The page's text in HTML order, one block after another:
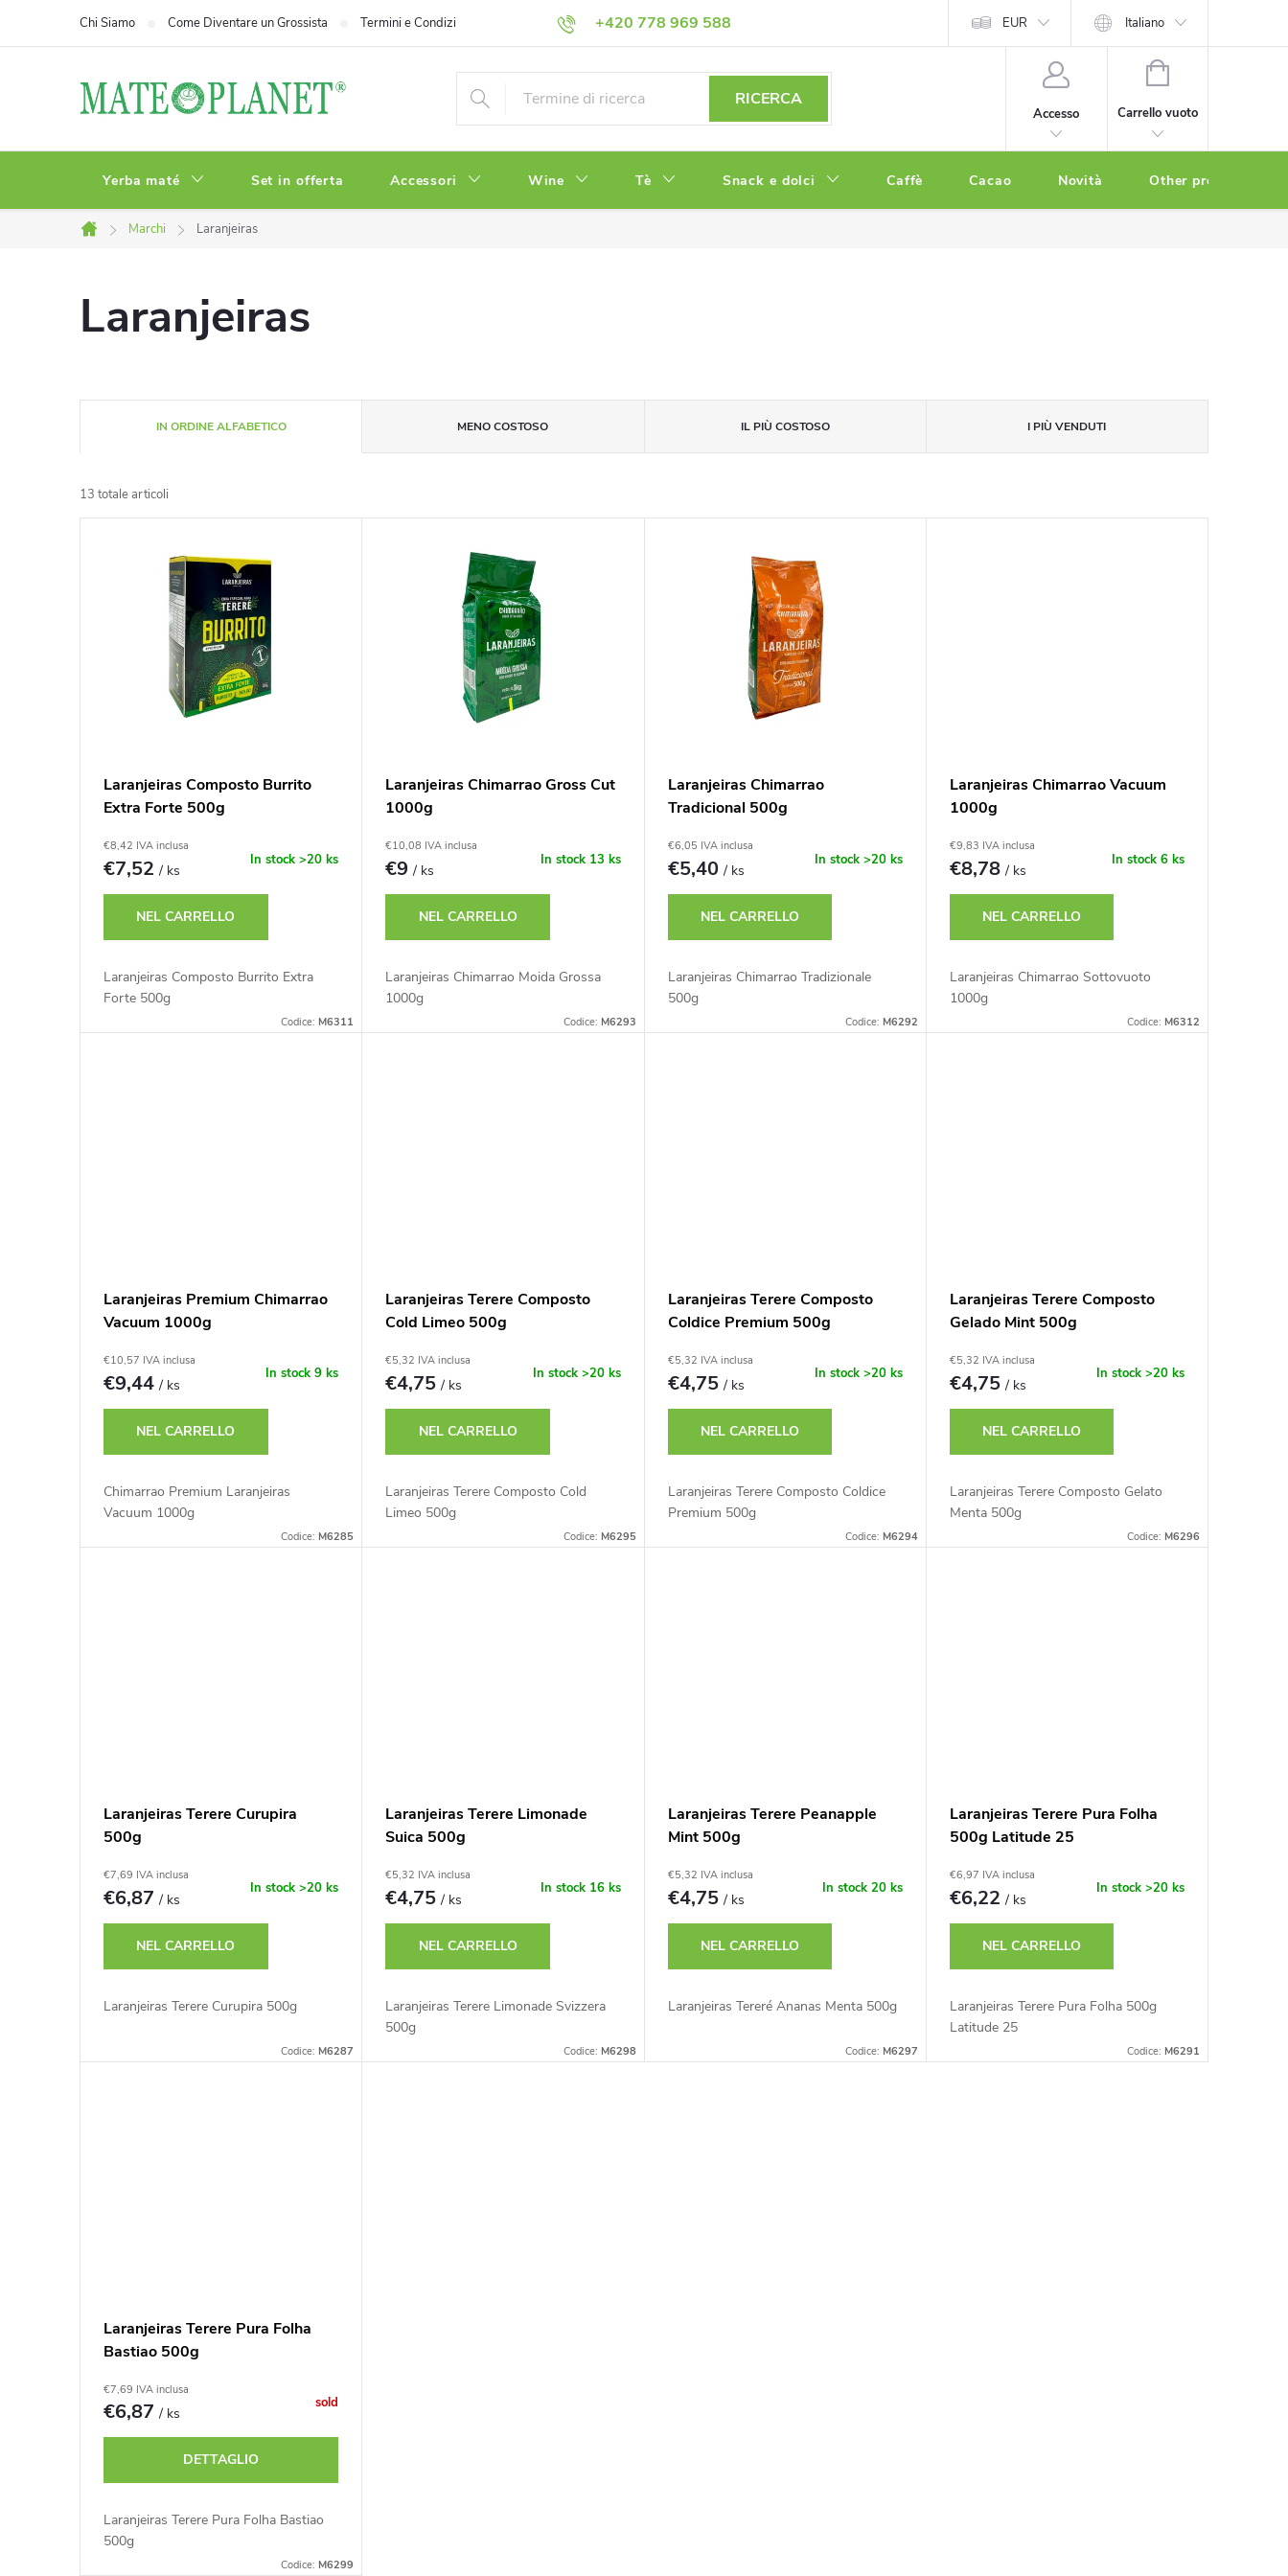
+420 778 969 588
Chi Siamo Come Diventare un Grossista Termini e Condizioni Informativa sulla Privacy EUR Italiano
RICERCA
Accesso
CARRELLO
SPESA
Carrello vuoto
Yerba maté Set in offerta Accessori Wine Tè Snack e dolci Caffè Cacao Novità Other products
Casa
Marchi Laranjeiras
Laranjeiras
r
d
i
IN ORDINE ALFABETICO MENO COSTOSO IL PIÙ COSTOSO I PIÙ VENDUTI
13 totale articoli
r
Laranjeiras Composto Burrito
Extra Forte 500g
€8,42 IVA inclusa
€7,52/ ks
In stock>20 ks
NEL CARRELLO
Laranjeiras Composto Burrito Extra
Forte 500g
Codice: M6311
Laranjeiras Chimarrao Gross Cut
1000g
€10,08 IVA inclusa
€9/ ks
In stock 13 ks
NEL CARRELLO
Laranjeiras Chimarrao Moida Grossa
1000g
Codice: M6293
Laranjeiras Chimarrao
Tradicional 500g
€6,05 IVA inclusa
€5,40/ ks
In stock >20 ks
NEL CARRELLO
Laranjeiras Chimarrao Tradizionale
500g
Codice: M6292
Laranjeiras Chimarrao Vacuum
1000g
€9,83 IVA inclusa
€8,78/ ks
In stock 6 ks
NEL CARRELLO
Laranjeiras Chimarrao Sottovuoto
1000g
Codice: M6312
Laranjeiras Premium Chimarrao
Vacuum 1000g
€10,57 IVA inclusa
€9,44/ ks
In stock9 ks
NEL CARRELLO
Chimarrao Premium Laranjeiras
Vacuum 1000g
Codice: M6285
Laranjeiras Terere Composto
Cold Limeo 500g
€5,32 IVA inclusa
€4,75/ ks
In stock >20 ks
NEL CARRELLO
Laranjeiras Terere Composto Cold
Limeo 500g
Codice: M6295
Laranjeiras Terere Composto
Coldice Premium 500g
€5,32 IVA inclusa
€4,75/ ks
In stock >20 ks
NEL CARRELLO
Laranjeiras Terere Composto Coldice
Premium 500g
Codice: M6294
Laranjeiras Terere Composto
Gelado Mint 500g
€5,32 IVA inclusa
€4,75/ ks
In stock >20 ks
NEL CARRELLO
Laranjeiras Terere Composto Gelato
Menta 500g
Codice: M6296
Laranjeiras Terere Curupira
500g
€7,69 IVA inclusa
€6,87/ ks
In stock>20 ks
NEL CARRELLO
Laranjeiras Terere Curupira 500g
Codice: M6287
Laranjeiras Terere Limonade
Suica 500g
€5,32 IVA inclusa
€4,75/ ks
In stock 16 ks
NEL CARRELLO
Laranjeiras Terere Limonade Svizzera
500g
Codice: M6298
Laranjeiras Terere Peanapple
Mint 500g
€5,32 IVA inclusa
€4,75/ ks
In stock 20 ks
NEL CARRELLO
Laranjeiras Tereré Ananas Menta 500g
Codice: M6297
Laranjeiras Terere Pura Folha
500g Latitude 25
€6,97 IVA inclusa
€6,22/ ks
In stock >20 ks
NEL CARRELLO
Laranjeiras Terere Pura Folha 500g
Latitude 25
Codice: M6291
Laranjeiras Terere Pura Folha
Bastiao 500g
€7,69 IVA inclusa
€6,87/ ks
sold
DETTAGLIO
Laranjeiras Terere Pura Folha Bastiao
500g
Codice: M6299